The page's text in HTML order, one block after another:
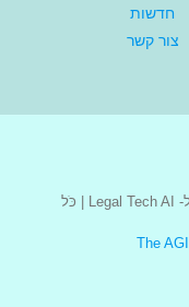
חדשות
צור קשר
© 2024 Lawsuit.co.il - המרכז הישראלי ל- Legal Tech AI | כֹּל
The